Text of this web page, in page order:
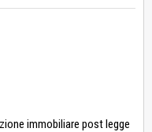
immobiliare post legge